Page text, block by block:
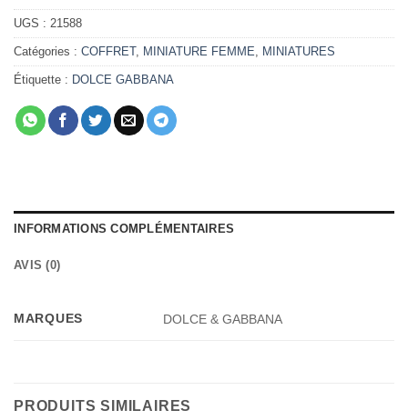
UGS : 21588
Catégories : COFFRET, MINIATURE FEMME, MINIATURES
Étiquette : DOLCE GABBANA
INFORMATIONS COMPLÉMENTAIRES
AVIS (0)
MARQUES DOLCE & GABBANA
PRODUITS SIMILAIRES